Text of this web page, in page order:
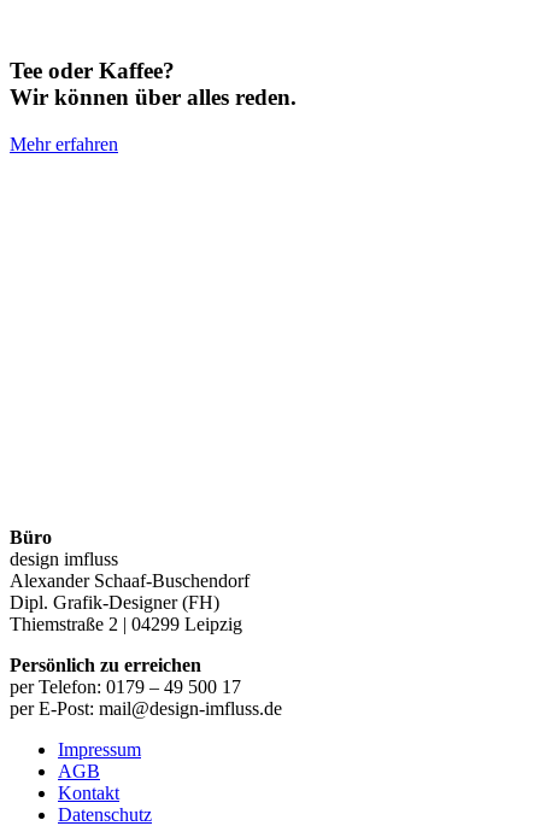
Tee oder Kaffee?
Wir können über alles reden.
Mehr erfahren
Büro
design imfluss
Alexander Schaaf-Buschendorf
Dipl. Grafik-Designer (FH)
Thiemstraße 2 | 04299 Leipzig
Persönlich zu erreichen
per Telefon: 0179 – 49 500 17
per E-Post: mail@design-imfluss.de
Impressum
AGB
Kontakt
Datenschutz